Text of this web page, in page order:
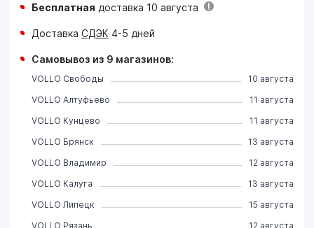
Бесплатная доставка 10 августа
Доставка СДЭК 4-5 дней
Самовывоз из 9 магазинов:
VOLLO Свободы
10 августа
VOLLO Алтуфьево
11 августа
VOLLO Кунцево
11 августа
VOLLO Брянск
13 августа
VOLLO Владимир
12 августа
VOLLO Калуга
13 августа
VOLLO Липецк
15 августа
VOLLO Рязань
12 августа